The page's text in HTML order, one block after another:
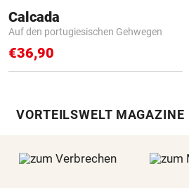
Calcada
Auf den portugiesischen Gehwegen
€36,90
VORTEILSWELT MAGAZINE